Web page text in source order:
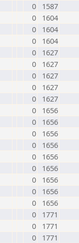
0
1587
0
1604
0
1604
0
1604
0
1627
0
1627
0
1627
0
1627
0
1627
0
1656
0
1656
0
1656
0
1656
0
1656
0
1656
0
1656
0
1656
0
1656
0
1771
0
1771
0
1771